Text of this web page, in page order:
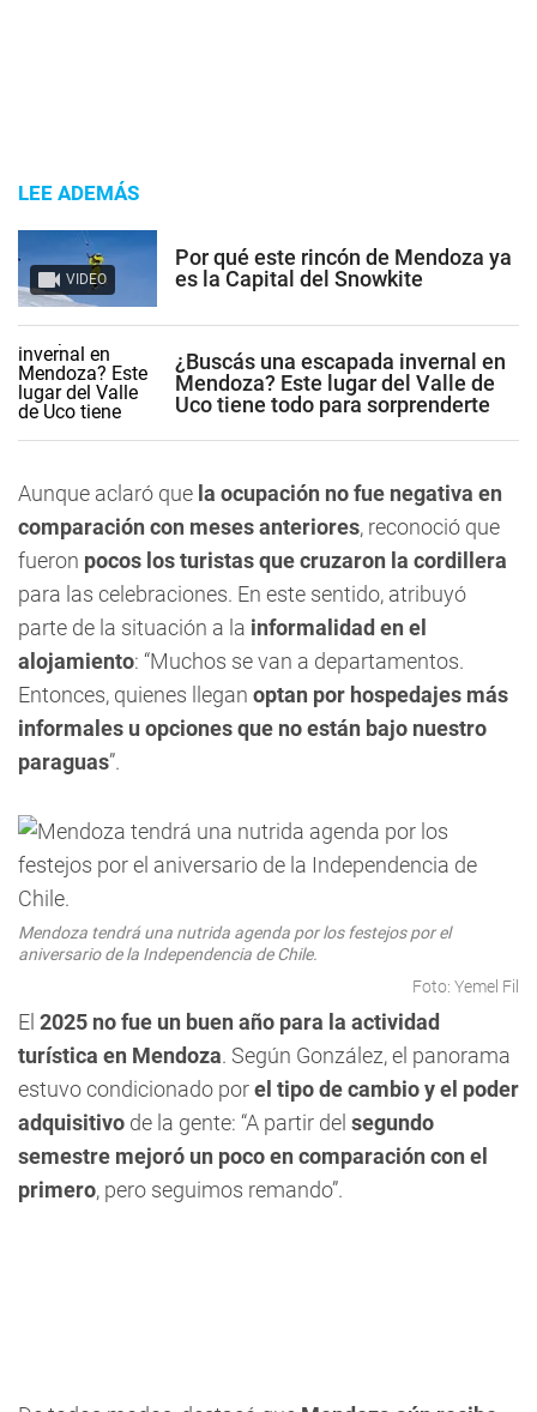
LEE ADEMÁS
VIDEO
Por qué este rincón de Mendoza ya
es la Capital del Snowkite
¿Buscás una escapada invernal en
Mendoza? Este lugar del Valle de
Uco tiene todo para sorprenderte
Aunque aclaró que la ocupación no fue negativa en
comparación con meses anteriores, reconoció que
fueron pocos los turistas que cruzaron la cordillera
para las celebraciones. En este sentido, atribuyó
parte de la situación a la informalidad en el
alojamiento: “Muchos se van a departamentos.
Entonces, quienes llegan optan por hospedajes más
informales u opciones que no están bajo nuestro
paraguas”.
Mendoza tendrá una nutrida agenda por los festejos por el
aniversario de la Independencia de Chile.
Foto: Yemel Fil
El 2025 no fue un buen año para la actividad
turística en Mendoza. Según González, el panorama
estuvo condicionado porel tipo de cambio y el poder
adquisitivo de la gente: “A partir del segundo
semestre mejoró un pocoen comparación con el
primero, pero seguimos remando”.